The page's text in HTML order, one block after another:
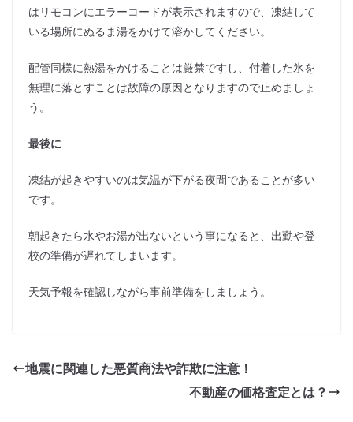
はリモコンにエラーコードが表示されますので、凍結して
いる場所にぬるま湯をかけて溶かしてください。
配管同様に熱湯をかけることは厳禁ですし、付着した氷を
無理に落とすことは故障の原因となりますので止めましょ
う。
最後に
凍結が起きやすいのは気温が下がる夜間であることが多い
です。
朝起きたら水やお湯が出ないという事になると、出勤や登
校の準備が遅れてしまいます。
天気予報を確認しながら事前準備をしましょう。
地震に関連した悪質商法や詐欺に注意！
不動産の価格査定とは？